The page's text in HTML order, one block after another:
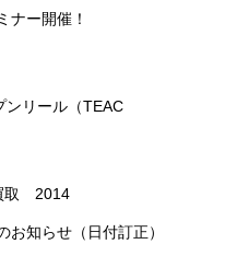
ナー開催！
ンリール（TEAC
取 2014
お知らせ（日付訂正）